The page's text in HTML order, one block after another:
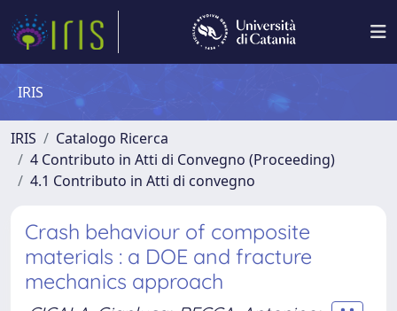
IRIS
IRIS
Catalogo Ricerca
4 Contributo in Atti di Convegno (Proceeding)
4.1 Contributo in Atti di convegno
Crash behaviour of composite
materials : a DOE and fracture
mechanics approach